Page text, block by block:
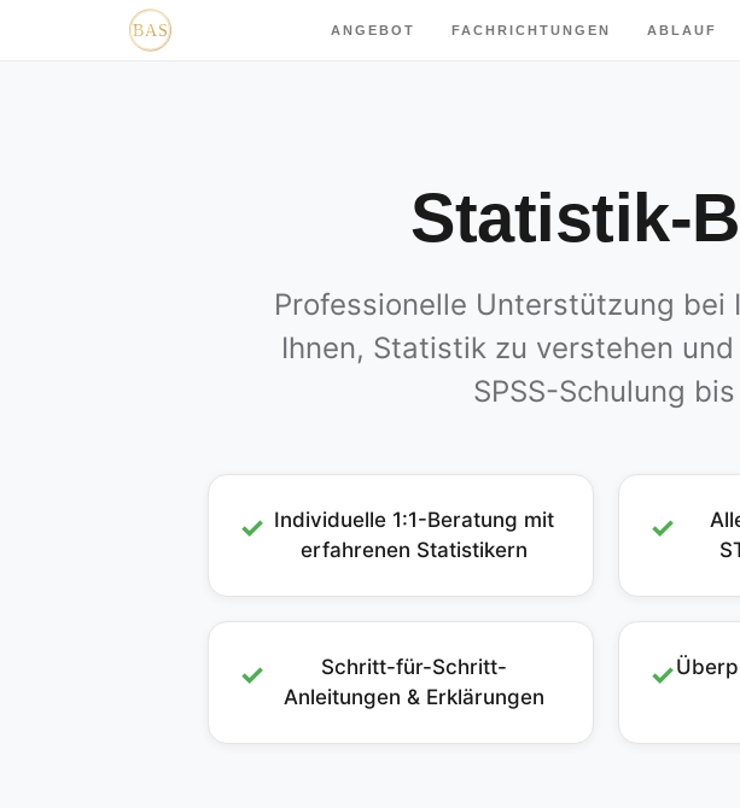
ANGEBOT FACHRICHTUNGEN ABLAUF
Statistik-
Professionelle Unterstützung
Ihnen, Statistik zu verstehen
SPSS-Schulung
✓ Individuelle 1:1-Beratung mit
erfahrenen Statistikern
✓
✓
Schritt-für-Schritt-
Anleitungen & Erklärungen
✓